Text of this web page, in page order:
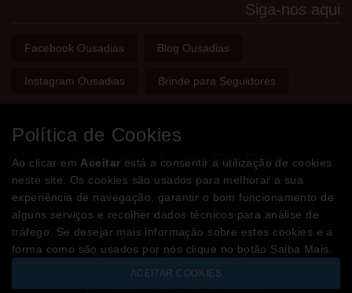
Siga-nos aqui
Facebook Ousadias Blog Ousadias
Instagram Ousadias Brinde para Seguidores
Bem-vindo(a) à sua Sex Shop
A loja onde encontra tudo o que precisa para apimentar a sua
relação e tornar o sexo mais divertido, interessante e excitante!
Partilhe com os seus amigos!
Política de Cookies
Ao clicar em Aceitar está a consentir a utilização de cookies
neste site. Os cookies são usados para melhorar a sua
experiência de navegação, garantir o bom funcionamento de
alguns serviços e recolher dados técnicos para análise de
tráfego. Se desejar mais informação sobre estes cookies e a
forma como são usados por nós clique no botão Saiba Mais.
ACEITAR COOKIES